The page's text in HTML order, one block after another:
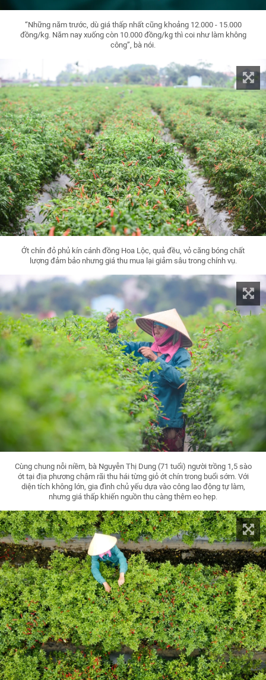
“Những năm trước, dù giá thấp nhất cũng khoảng 12.000 - 15.000
đồng/kg. Năm nay xuống còn 10.000 đồng/kg thì coi như làm không
công”, bà nói.
Ớt chín đỏ phủ kín cánh đồng Hoa Lộc, quả đều, vỏ căng bóng chất
lượng đảm bảo nhưng giá thu mua lại giảm sâu trong chính vụ.
Cùng chung nỗi niềm, bà Nguyễn Thị Dung (71 tuổi) người trồng 1,5 sào
ớt tại địa phương chậm rãi thu hái từng giỏ ớt chín trong buổi sớm. Với
diện tích không lớn, gia đình chủ yếu dựa vào công lao động tự làm,
nhưng giá thấp khiến nguồn thu càng thêm eo hẹp.